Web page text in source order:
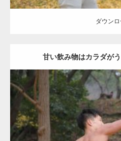
ダウン
甘い飲み物はカラダが
Update:
Category: 公園のマッチョ その